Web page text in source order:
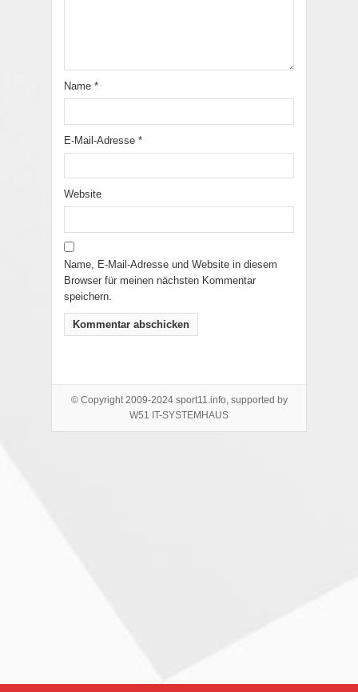
Name *
E-Mail-Adresse *
Website
Name, E-Mail-Adresse und Website in diesem
Browser für meinen nächsten Kommentar
speichern.
© Copyright 2009-2024 sport11.info, supported by
W51 IT-SYSTEMHAUS